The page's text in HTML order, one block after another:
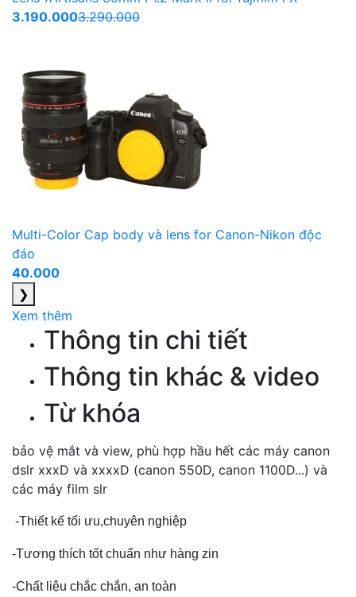
3.190.0003.290.000
Multi-Color Cap body và lens for Canon-Nikon độc
đáo
40.000
❯
Xem thêm
Thông tin chi tiết
Thông tin khác & video
Từ khóa
bảo vệ mắt và view, phù hợp hầu hết các máy canon
dslr xxxD và xxxxD (canon 550D, canon 1100D...) và
các máy film slr
-Thiết kế tối ưu,chuyên nghiệp
-Tương thích tốt chuẩn như hàng zin
-Chất liệu chắc chắn, an toàn